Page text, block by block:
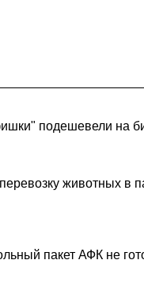
подешевели на
животных в
пакет АФК не